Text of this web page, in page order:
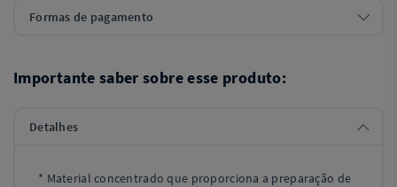
Formas de pagamento
Importante saber sobre esse produto:
Detalhes
* Material concentrado que proporciona a preparação de